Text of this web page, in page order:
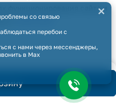
со связью
перебои с
с нами через мессенджеры,
в Max
×
функционирования сайта и
сполитикой